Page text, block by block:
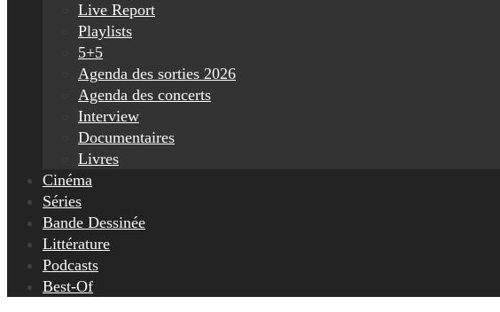
Live Report
Playlists
5+5
Agenda des sorties 2026
Agenda des concerts
Interview
Documentaires
Livres
Cinéma
Séries
Bande Dessinée
Littérature
Podcasts
Best-Of